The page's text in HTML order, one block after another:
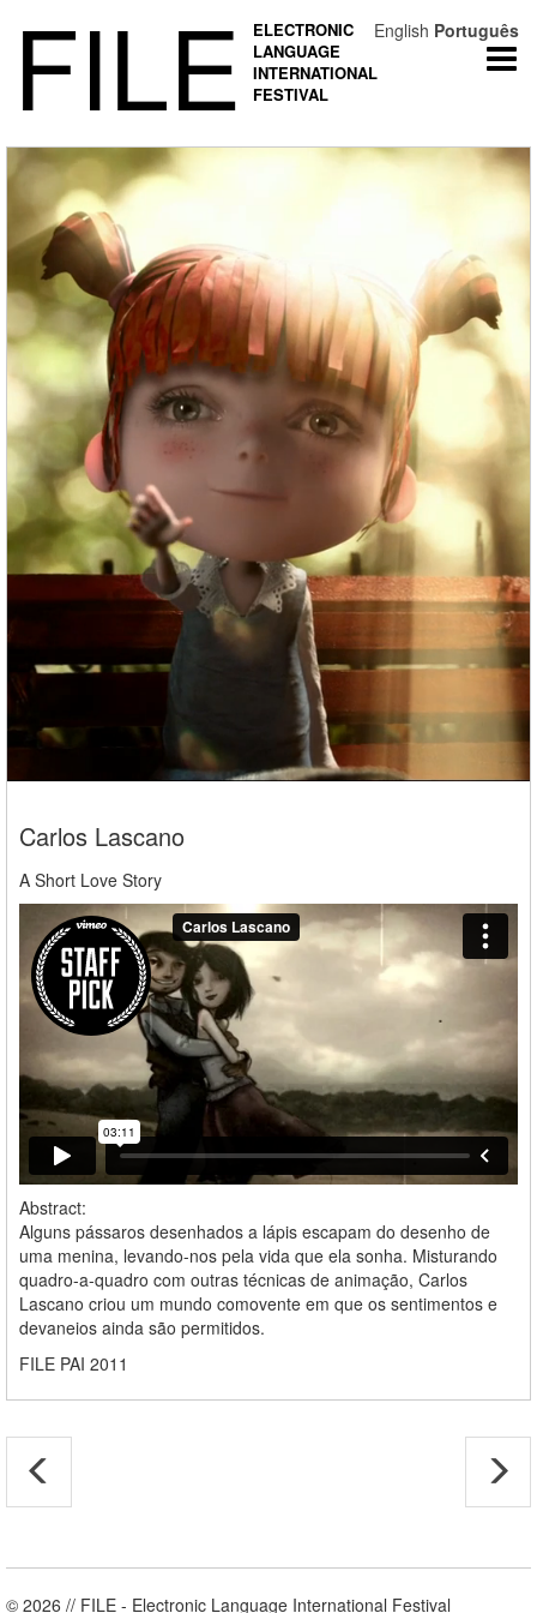
FILE
ELECTRONIC
LANGUAGE
INTERNATIONAL
FESTIVAL
Carlos Lascano
A Short Love Story
Abstract:
Alguns pássaros desenhados a lápis escapam do desenho de
uma menina, levando-nos pela vida que ela sonha. Misturando
quadro-a-quadro com outras técnicas de animação, Carlos
Lascano criou um mundo comovente em que os sentimentos e
devaneios ainda são permitidos.
FILE PAI 2011
© 2026 // FILE - Electronic Language International Festival
English Português